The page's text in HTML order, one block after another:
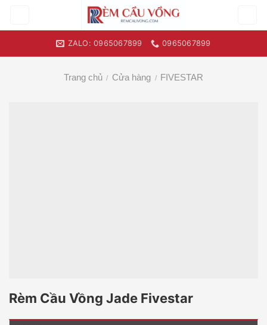
ZALO: 0965067899 0965067899
Trang chủ / Cửa hàng / FIVESTAR
Rèm Cầu Vồng Jade Fivestar